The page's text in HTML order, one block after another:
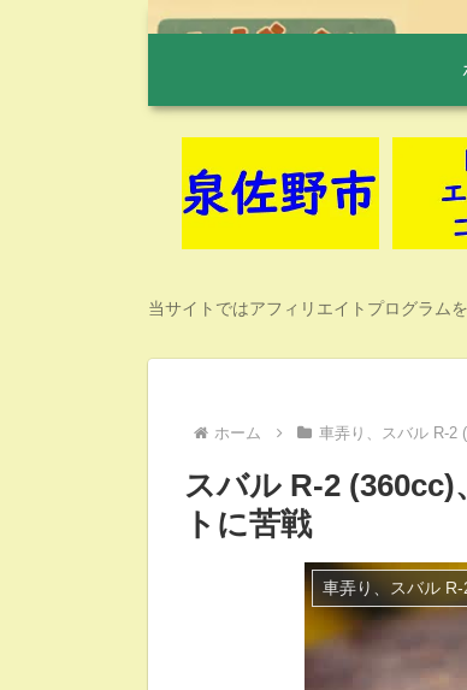
当サイトではアフィリエイトプログラム
ホーム 車弄り、スバル R-2
スバル R-2
トに苦戦
車弄り、スバル